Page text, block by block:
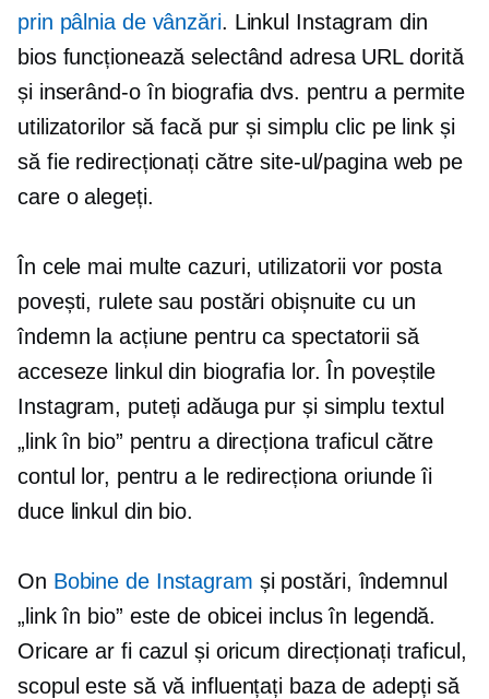
prin pâlnia de vânzări. Linkul Instagram din
bios funcționează selectând adresa URL dorită
și inserând-o în biografia dvs. pentru a permite
utilizatorilor să facă pur și simplu clic pe link și
să fie redirecționați către site-ul/pagina web pe
care o alegeți.
În cele mai multe cazuri, utilizatorii vor posta
povești, rulete sau postări obișnuite cu un
îndemn la acțiune pentru ca spectatorii să
acceseze linkul din biografia lor. În poveștile
Instagram, puteți adăuga pur și simplu textul
„link în bio” pentru a direcționa traficul către
contul lor, pentru a le redirecționa oriunde îi
duce linkul din bio.
On Bobine de Instagram și postări, îndemnul
„link în bio” este de obicei inclus în legendă.
Oricare ar fi cazul și oricum direcționați traficul,
scopul este să vă influențați baza de adepți să